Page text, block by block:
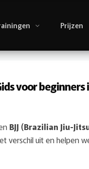
Prijzen
voor
BJJ (Brazilian Jiu-
verschil uit en helpen